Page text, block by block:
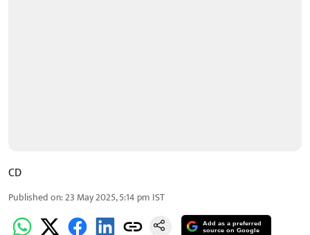
CD
Published on:23 May 2025, 5:14 pm IST
Add as a preferred
source on Google